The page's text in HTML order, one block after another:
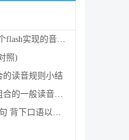
实现的音标的读音
照)
的读音规则小结
一般读音规则
后绝对不成问题了